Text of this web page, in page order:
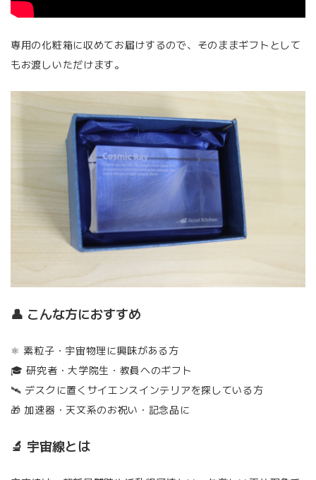
専用の化粧箱に収めてお届けするので、そのままギフトとして
もお渡しいただけます。
👤 こんな方におすすめ
⚛️ 素粒子・宇宙物理に興味がある方
🎓 研究者・大学院生・教員へのギフト
🛰 デスクに置くサイエンスインテリアを探している方
🎁 加速器・天文系のお祝い・記念品に
🔬 宇宙線とは